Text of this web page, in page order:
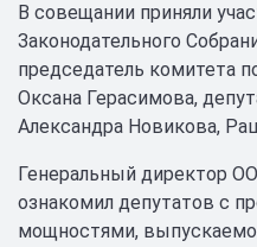
В совещании приняли
Законодательного
председатель комитета
Оксана Герасимова,
Александра Новикова,
Генеральный директор
ознакомил депутатов с
мощностями,